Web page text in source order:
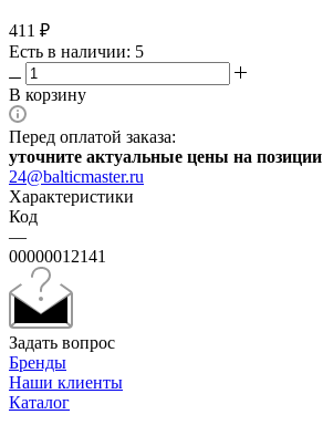
411 ₽
Есть в наличии: 5
В корзину
Перед оплатой заказа:
уточните актуальные цены на позиции
24@balticmaster.ru
Характеристики
Код
—
00000012141
Задать вопрос
Бренды
Наши клиенты
Каталог